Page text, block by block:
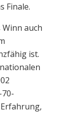
Finale.
auch
ist.